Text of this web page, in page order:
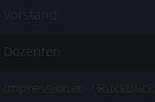
Vorstand
Dozenten
Impressionen / Rückblick